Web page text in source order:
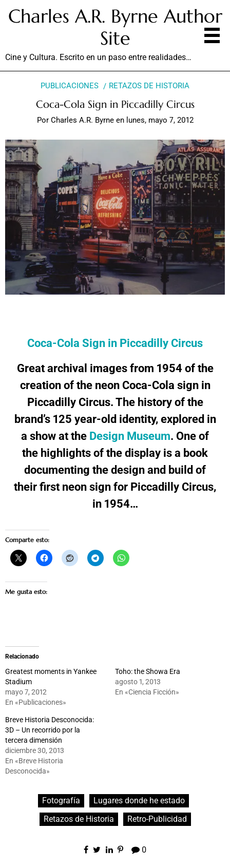
Charles A.R. Byrne Author
Site
Cine y Cultura. Escrito en un paso entre realidades…
PUBLICACIONES RETAZOS DE HISTORIA
Coca-Cola Sign in Piccadilly Circus
Por Charles A.R. Byrne en lunes, mayo 7, 2012
Coca-Cola Sign in Piccadilly Circus
Great archival images from 1954 of the
creation of the neon Coca-Cola sign in
Piccadilly Circus. The history of the
brand’s 125 year-old identity, explored in
a show at the Design Museum. One of
the highlights of the display is a book
documenting the design and build of
their first neon sign for Piccadilly Circus,
in 1954…
Comparte esto:
Me gusta esto:
Relacionado
Greatest moments in Yankee
Stadium
mayo 7, 2012
En «Publicaciones»
Toho: the Showa Era
agosto 1, 2013
En «Ciencia Ficción»
Breve Historia Desconocida:
3D – Un recorrido por la
tercera dimensión
diciembre 30, 2013
En «Breve Historia
Desconocida»
Fotografía
Lugares donde he estado
Retazos de Historia
Retro-Publicidad
0